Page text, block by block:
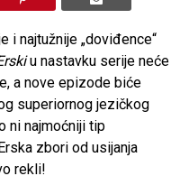
i najtužnije „doviđence“
u nastavku serije neće
a nove epizode biće
superiornog jezičkog
ni najmoćniji tip
zbori od usijanja
rekli!